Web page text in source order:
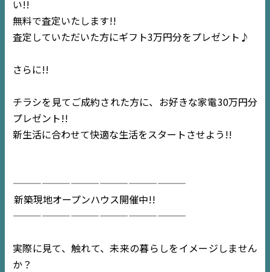
TOP
い!!
無料で査定いたします!!
査定していただいた方にギフト3万円分をプレゼント♪
さらに!!
チラシを見てご成約された方に、お好きな家電30万円分
プレゼント!!
新生活に合わせて快適な生活をスタートさせよう!!
——————————————————
新築現地オープンハウス開催中!!
——————————————————
実際に見て、触れて、未来の暮らしをイメージしません
か？